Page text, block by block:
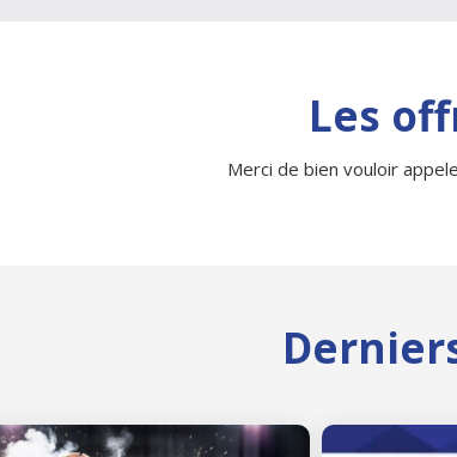
Les
Merci de bien vouloir